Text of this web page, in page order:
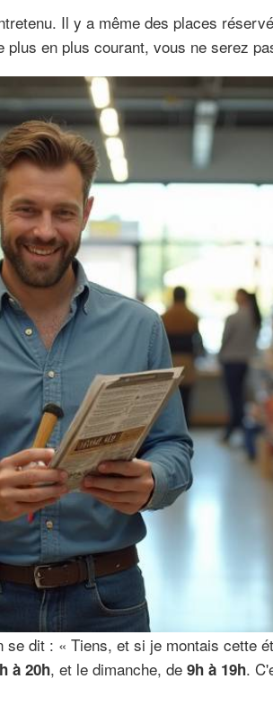
Il y a même des places
en plus courant, vous ne serez
dit : « Tiens, et si je montais cette
à 20h, et le dimanche, de 9h à 19h.